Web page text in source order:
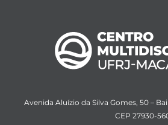
Avenida Aluízio da Silva Gomes, 50 –
CEP 27930-